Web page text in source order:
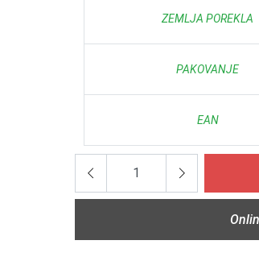
ZEMLJA POREKLA
PAKOVANJE
EAN